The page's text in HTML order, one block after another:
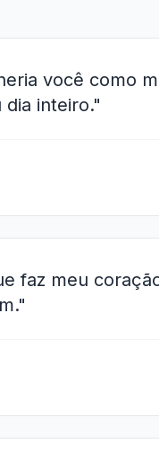
você como
inteiro."
faz meu